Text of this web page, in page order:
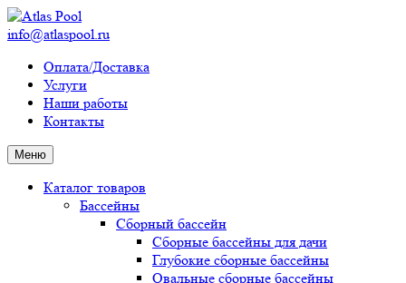
info@atlaspool.ru
Оплата/Доставка
Услуги
Наши работы
Контакты
Меню
Каталог товаров
Бассейны
Сборный бассейн
Сборные бассейны для дачи
Глубокие сборные бассейны
Овальные сборные бассейны